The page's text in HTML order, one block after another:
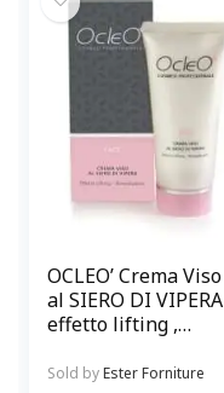
OCLEO’ Crema Viso
al SIERO DI VIPERA
effetto lifting ,
Sold byEster Forniture